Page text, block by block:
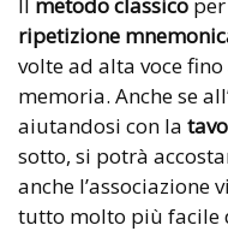
ripetizione
volte ad alta voce
memoria. Anche se
aiutandosi con la
sotto, si potrà
anche l’associazione
tutto molto più facile